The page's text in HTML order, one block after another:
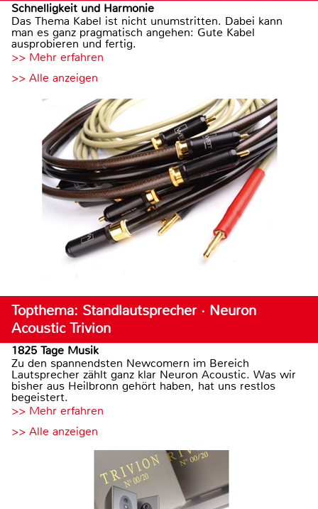
Schnelligkeit und Harmonie
Das Thema Kabel ist nicht unumstritten. Dabei kann
man es ganz pragmatisch angehen: Gute Kabel
ausprobieren und fertig.
>> Mehr erfahren
>> Alle anzeigen
Topthema: Standlautsprecher · Neuron
Acoustic Trivion
1825 Tage Musik
Zu den spannendsten Newcomern im Bereich
Lautsprecher zählt ganz klar Neuron Acoustic. Was wir
bisher aus Heilbronn gehört haben, hat uns restlos
begeistert.
>> Mehr erfahren
>> Alle anzeigen